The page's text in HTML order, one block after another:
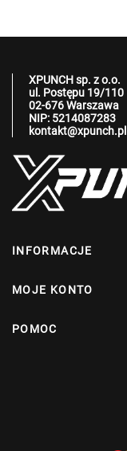
XPUNCH sp. z o.o.
ul. Postępu 19/110
02-676 Warszawa
NIP: 5214087283
kontakt@xpunch.pl
INFORMACJE
MOJE KONTO
POMOC